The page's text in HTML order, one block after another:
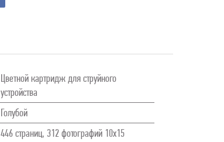
Цветной картридж для струйного
устройства
Голубой
446 страниц, 312 фотографий 10х15